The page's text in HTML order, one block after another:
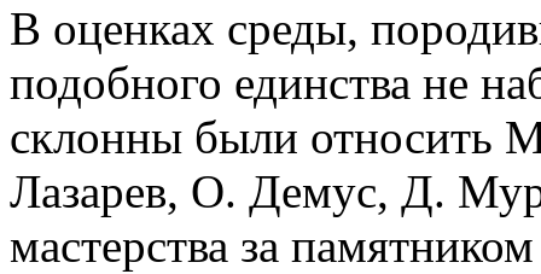
В оценках среды,
подобного единства не
склонны были относить
Лазарев, О. Демус, Д.
мастерства за